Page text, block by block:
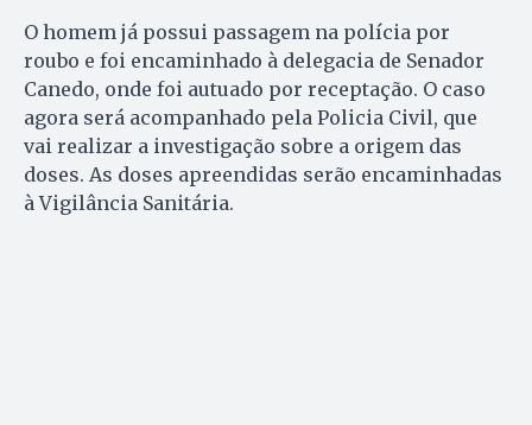
O homem já possui passagem na polícia por
roubo e foi encaminhado à delegacia de Senador
Canedo, onde foi autuado por receptação. O caso
agora será acompanhado pela Policia Civil, que
vai realizar a investigação sobre a origem das
doses. As doses apreendidas serão encaminhadas
à Vigilância Sanitária.